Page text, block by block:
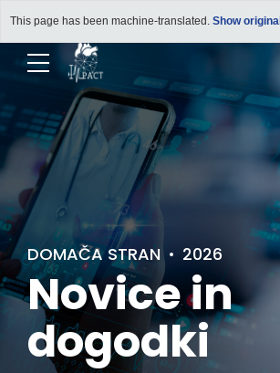
This page has been machine-translated. Show original
DOMAČA STRAN 2026
Novice in
dogodki